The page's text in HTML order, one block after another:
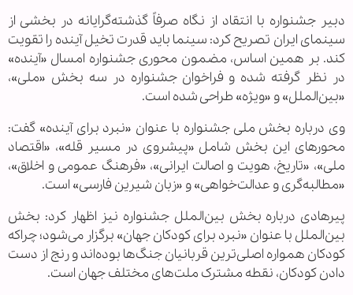
دبیر جشنواره با انتقاد از نگاه صرفاً گذشته‌گرایانه در بخشی از
سینمای ایران تصریح کرد: سینما باید قدرت تخیل آینده را تقویت
کند. بر همین اساس، مضمون محوری جشنواره امسال «آینده»
در نظر گرفته شده و فراخوان جشنواره در سه بخش «ملی»،
«بین‌الملل» و «ویژه» طراحی شده است.
وی درباره بخش ملی جشنواره با عنوان «نبرد برای آینده» گفت:
محورهای این بخش شامل «پیشروی در مسیر قله»، «اقتصاد
ملی»، «تاریخ، هویت و اصالت ایرانی»، «فرهنگ عمومی و اخلاق»،
«مطالبه‌گری و عدالت‌خواهی» و «زبان شیرین فارسی» است.
پیرهادی درباره بخش بین‌الملل جشنواره نیز اظهار کرد: بخش
بین‌الملل با عنوان «نبرد برای کودکان جهان» برگزار می‌شود؛ چراکه
کودکان همواره اصلی‌ترین قربانیان جنگ‌ها بوده‌اند و رنج از دست
دادن کودکان، نقطه مشترک ملت‌های مختلف جهان است.